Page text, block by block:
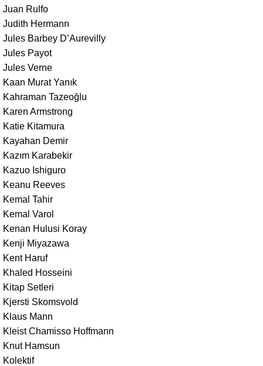
Juan Rulfo
Judith Hermann
Jules Barbey D’Aurevilly
Jules Payot
Jules Verne
Kaan Murat Yanık
Kahraman Tazeoğlu
Karen Armstrong
Katie Kitamura
Kayahan Demir
Kazım Karabekir
Kazuo Ishiguro
Keanu Reeves
Kemal Tahir
Kemal Varol
Kenan Hulusi Koray
Kenji Miyazawa
Kent Haruf
Khaled Hosseini
Kitap Setleri
Kjersti Skomsvold
Klaus Mann
Kleist Chamisso Hoffmann
Knut Hamsun
Kolektif